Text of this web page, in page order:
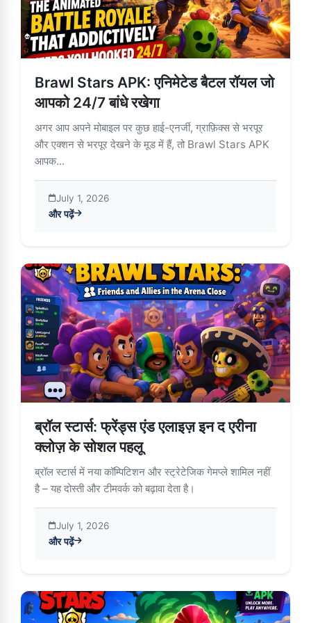
Brawl Stars APK: एनिमेटेड बैटल रॉयल जो
आपको 24/7 बांधे रखेगा
अगर आप अपने मोबाइल पर कुछ हाई-एनर्जी, ग्राफ़िक्स से भरपूर
और एक्शन से भरपूर देखने के मूड में हैं, तो Brawl Stars APK
आपक...
July 1, 2026
और पढ़ें
about Brawl Stars APK: एनिमेटेड बैटल रॉयल जो आपको 24/7 बांधे
ब्रॉल स्टार्स: फ्रेंड्स एंड एलाइज़ इन द एरीना
क्लोज़ के सोशल पहलू
ब्रॉल स्टार्स में नया कॉम्पिटिशन और स्ट्रेटेजिक गेमप्ले शामिल नहीं
है – यह दोस्ती और टीमवर्क को बढ़ावा देता है।
July 1, 2026
और पढ़ें
about ब्रॉल स्टार्स: फ्रेंड्स एंड एलाइज़ इन द एरीना क्लोज़ के सोशल पहलू